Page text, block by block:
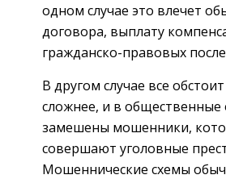
одном случае это влечет
договора, выплату
гражданско-правовых
В другом случае все
сложнее, и в
замешены мошенники,
совершают уголовные
Мошеннические схемы